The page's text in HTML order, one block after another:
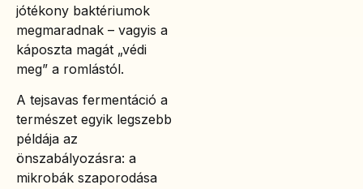
jótékony baktériumok
megmaradnak – vagyis a
káposzta magát „védi
meg” a romlástól.
A tejsavas fermentáció a
természet egyik legszebb
példája az
önszabályozásra: a
mikrobák szaporodása